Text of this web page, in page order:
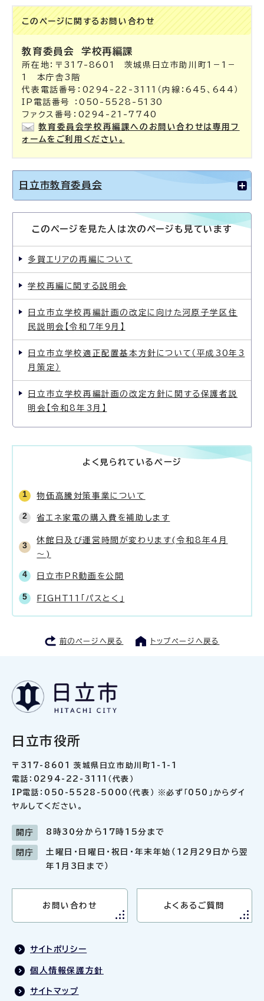
このページに関する お問い合わせ
教育委員会学校再編課
所在地：〒317-8601 茨城県日立市助川町1－1－
1 本庁舎3階
代表電話番号：0294-22-3111（内線：645、644）
IP電話番号 ：050-5528-5130
ファクス番号：0294-21-7740
教育委員会学校再編課へのお問い合わせは専用フ
ォームをご利用ください。
日立市教育委員会
このページを見た人は次のページも見ています
多賀エリアの再編について
学校再編に関する説明会
日立市立学校再編計画の改定に向けた河原子学区住
民説明会【令和7年9月】
日立市立学校適正配置基本方針について（平成30年3
月策定）
日立市立学校再編計画の改定方針に関する保護者説
明会【令和8年3月】
よく見られているページ
物価高騰対策事業について
省エネ家電の購入費を補助します
休館日及び運営時間が変わります(令和8年4月
～)
日立市PR動画を公開
FIGHT11「パスとく」
前のページへ戻る トップページへ戻る
日立市役所
〒317-8601 茨城県日立市助川町1-1-1
電話：0294-22-3111（代表）
IP電話：050-5528-5000（代表） ※必ず「050」からダイ
ヤルしてください。
開庁 8時30分から17時15分まで
閉庁
土曜日・日曜日・祝日・年末年始（12月29日から翌
年1月3日まで）
お問い合わせ よくあるご質問
サイトポリシー
個人情報保護方針
サイトマップ